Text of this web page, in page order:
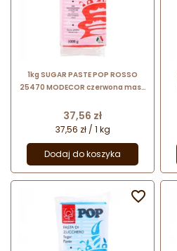
1kg SUGAR PASTE POP ROSSO
25470 MODECOR czerwona masa
Cena
37,56 zł
37,56 zł / 1 kg
Dodaj do koszyka
